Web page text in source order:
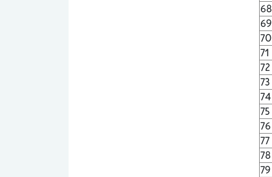
68
69
70
71
72
73
74
75
76
77
78
79